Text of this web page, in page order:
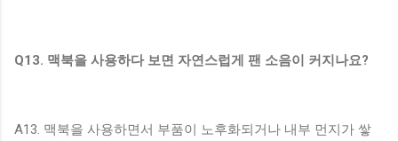
Q13. 맥북을 사용하다 보면 자연스럽게 팬 소음이 커지나요?
A13. 맥북을 사용하면서 부품이 노후화되거나 내부 먼지가 쌓